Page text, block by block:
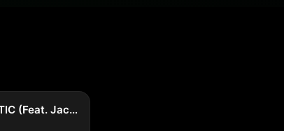
MAGNETIC (Feat. Jackson Wang)